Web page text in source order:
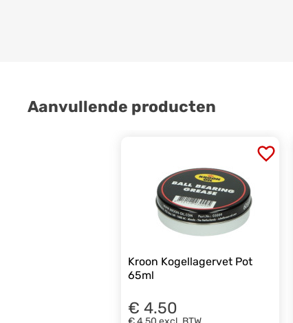
Aanvullende producten
Kroon Kogellagervet Pot
65ml
€ 4.50